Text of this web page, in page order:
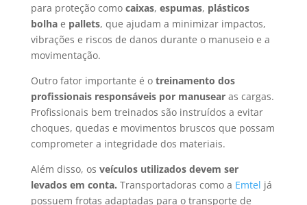
para proteção como caixas, espumas, plásticos
bolha e pallets, que ajudam a minimizar impactos,
vibrações e riscos de danos durante o manuseio e a
movimentação.
Outro fator importante é o treinamento dos
profissionais responsáveis por manusear as cargas.
Profissionais bem treinados são instruídos a evitar
choques, quedas e movimentos bruscos que possam
comprometer a integridade dos materiais.
Além disso, os veículos utilizados devem ser
levados em conta. Transportadoras como a Emtel já
possuem frotas adaptadas para o transporte de